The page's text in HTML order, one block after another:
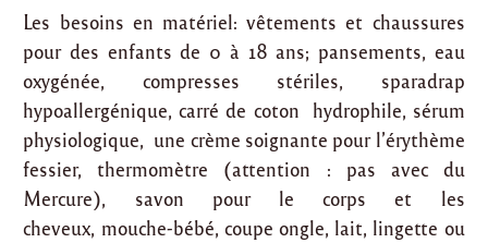
Les besoins en matériel: vêtements et chaussures
pour des enfants de 0 à 18 ans; pansements, eau
oxygénée, compresses stériles, sparadrap
hypoallergénique, carré de coton hydrophile, sérum
physiologique, une crème soignante pour l’érythème
fessier, thermomètre (attention : pas avec du
Mercure), savon pour le corps et les
cheveux, mouche-bébé, coupe ongle, lait, lingette ou